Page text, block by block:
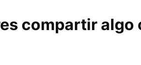
compartir algo